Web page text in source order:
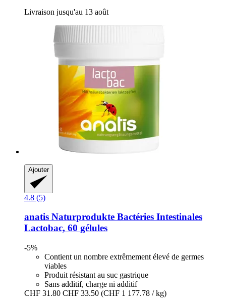
Livraison jusqu'au 13 août
Ajouter
4.8 (5)
anatis Naturprodukte Bactéries Intestinales
Lactobac, 60 gélules
-5%
Contient un nombre extrêmement élevé de germes
viables
Produit résistant au suc gastrique
Sans additif, charge ni additif
CHF 31.80 CHF 33.50 (CHF 1 177.78 / kg)